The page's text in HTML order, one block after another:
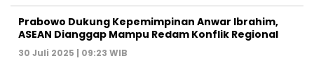
Prabowo Dukung Kepemimpinan Anwar Ibrahim,
ASEAN Dianggap Mampu Redam Konflik Regional
30 Juli 2025 | 09:23 WIB